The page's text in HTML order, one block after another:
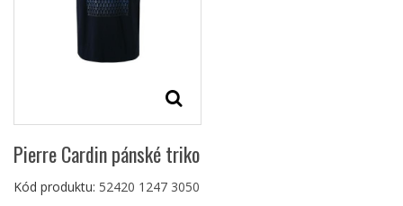
Pierre Cardin pánské triko
Kód produktu: 52420 1247 3050